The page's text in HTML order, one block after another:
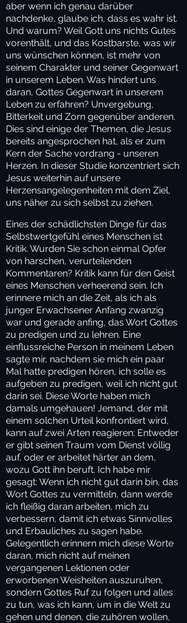
aber wenn ich genau darüber
nachdenke, glaube ich, dass es wahr ist.
Und warum? Weil Gott uns nichts Gutes
vorenthält, und das Kostbarste, was wir
uns wünschen können, ist mehr von
seinem Charakter und seiner Gegenwart
in unserem Leben. Was hindert uns
daran, Gottes Gegenwart in unserem
Leben zu erfahren? Unvergebung,
Bitterkeit und Zorn gegenüber anderen.
Dies sind einige der Themen, die Jesus
bereits angesprochen hat, als er zum
Kern der Sache vordrang - unseren
Herzen. In dieser Studie konzentriert sich
Jesus weiterhin auf unsere
Herzensangelegenheiten mit dem Ziel,
uns näher zu sich selbst zu ziehen.
Eines der schädlichsten Dinge für das
Selbstwertgefühl eines Menschen ist
Kritik. Wurden Sie schon einmal Opfer
von harschen, verurteilenden
Kommentaren? Kritik kann für den Geist
eines Menschen verheerend sein. Ich
erinnere mich an die Zeit, als ich als
junger Erwachsener Anfang zwanzig
war und gerade anfing, das Wort Gottes
zu predigen und zu lehren. Eine
einflussreiche Person in meinem Leben
sagte mir, nachdem sie mich ein paar
Mal hatte predigen hören, ich solle es
aufgeben zu predigen, weil ich nicht gut
darin sei. Diese Worte haben mich
damals umgehauen! Jemand, der mit
einem solchen Urteil konfrontiert wird,
kann auf zwei Arten reagieren: Entweder
er gibt seinen Traum vom Dienst völlig
auf, oder er arbeitet härter an dem,
wozu Gott ihn beruft. Ich habe mir
gesagt: Wenn ich nicht gut darin bin, das
Wort Gottes zu vermitteln, dann werde
ich fleißig daran arbeiten, mich zu
verbessern, damit ich etwas Sinnvolles
und Erbauliches zu sagen habe.
Gelegentlich erinnern mich diese Worte
daran, mich nicht auf meinen
vergangenen Lektionen oder
erworbenen Weisheiten auszuruhen,
sondern Gottes Ruf zu folgen und alles
zu tun, was ich kann, um in die Welt zu
gehen und denen, die zuhören wollen,